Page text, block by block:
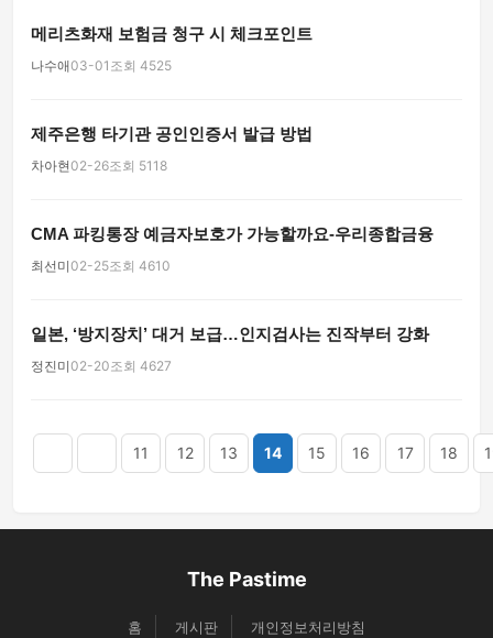
메리츠화재 보험금 청구 시 체크포인트
나수애03-01 조회 4525
제주은행 타기관 공인인증서 발급 방법
차아현02-26조회 5118
CMA 파킹통장 예금자보호가 가능할까요-우리종합금융
최선미02-25조회 4610
일본, ‘방지장치’ 대거 보급…인지검사는 진작부터 강화
정진미02-20조회 4627
11 12 13 14 15 16 17 18
The Pastime
홈 게시판 개인정보처리방침